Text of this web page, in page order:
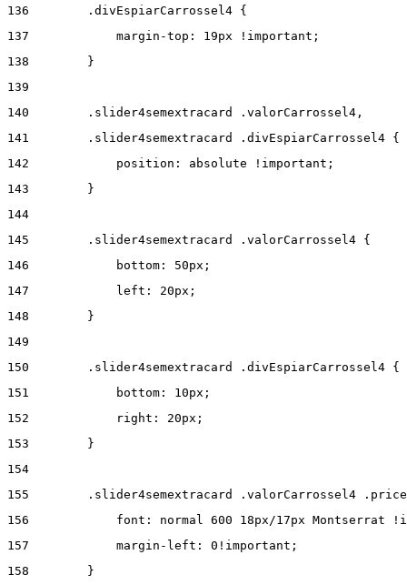
136
        .divEspiarCarrossel4 {
137
            margin-top: 19px !important;
138
        }
139
140
        .slider4semextracard .valorCarrossel4,
141
        .slider4semextracard .divEspiarCarrossel4 {
142
            position: absolute !important;
143
        }
144
145
        .slider4semextracard .valorCarrossel4 {
146
            bottom: 50px;
147
            left: 20px;
148
        }
149
150
        .slider4semextracard .divEspiarCarrossel4 {
151
            bottom: 10px;
152
            right: 20px;
153
        }
154
155
.slider4semextracard .valorCarrossel4
156
font: normal 600 18px/17px Montserrat
157
            margin-left: 0!important;
158
        }